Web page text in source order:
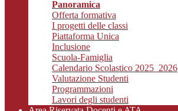
Panoramica
Offerta formativa
I progetti delle classi
Piattaforma Unica
Inclusione
Scuola-Famiglia
Calendario Scolastico 2025_2026
Valutazione Studenti
Programmazioni
Lavori degli studenti